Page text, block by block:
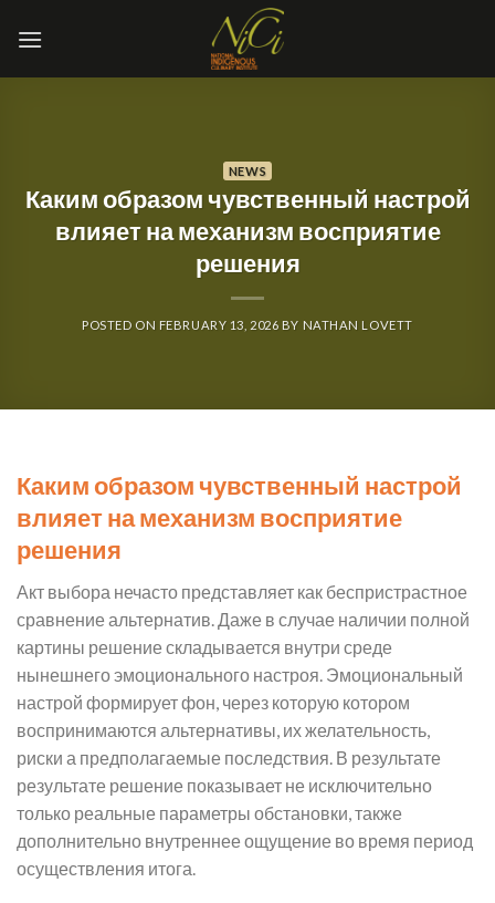
NEWS
Каким образом чувственный настрой
влияет на механизм восприятие
решения
POSTED ON FEBRUARY 13, 2026 BY NATHAN LOVETT
Каким образом чувственный настрой
влияет на механизм восприятие
решения
Акт выбора нечасто представляет как беспристрастное
сравнение альтернатив. Даже в случае наличии полной
картины решение складывается внутри среде
нынешнего эмоционального настроя. Эмоциональный
настрой формирует фон, через которую котором
воспринимаются альтернативы, их желательность,
риски а предполагаемые последствия. В результате
результате решение показывает не исключительно
только реальные параметры обстановки, также
дополнительно внутреннее ощущение во время период
осуществления итога.